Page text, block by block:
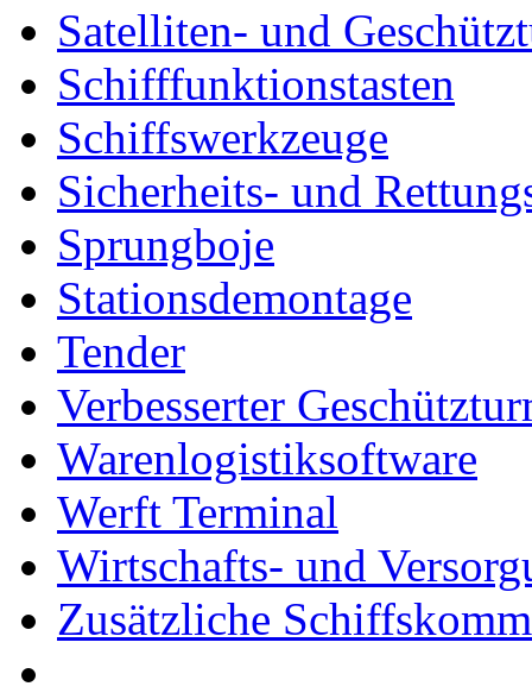
Satelliten- und
Schifffunktionstasten
Schiffswerkzeuge
Sicherheits- und
Sprungboje
Stationsdemontage
Tender
Verbesserter
Warenlogistiksoftware
Werft Terminal
Wirtschafts- und
Zusätzliche